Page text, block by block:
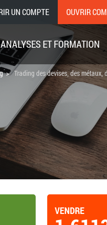
UN COMPTE OUVRIR
ANALYSES ET FORMATION
Trading des devises, des métaux,
VENDRE